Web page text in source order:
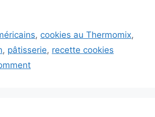
, cookies au Thermomix,
, pâtisserie, recette cookies